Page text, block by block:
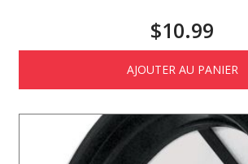
$10.99
AJOUTER AU PANIER